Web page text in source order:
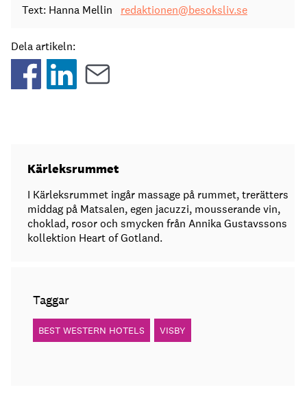
Text: Hanna Mellin redaktionen@besoksliv.se
Dela artikeln:
Kärleksrummet
I Kärleksrummet ingår massage på rummet, trerätters
middag på Matsalen, egen jacuzzi, mousserande vin,
choklad, rosor och smycken från Annika Gustavssons
kollektion Heart of Gotland.
Taggar
BEST WESTERN HOTELS VISBY